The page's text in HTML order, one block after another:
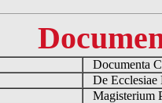
Documenta
De
Magisterium